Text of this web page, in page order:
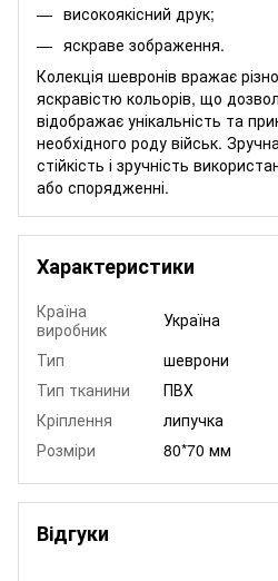
високоякісний друк;
яскраве зображення.
Колекція шевронів вражає
яскравістю кольорів, що
відображає унікальність та
необхідного роду військ.
стійкість і зручність
або спорядженні.
Характеристики
Країна
виробник
Україна
Тип
шеврони
Тип тканини
ПВХ
Кріплення
липучка
Розміри
80*70 мм
Відгуки